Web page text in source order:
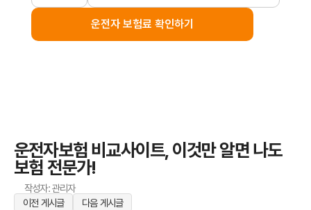
운전자 보험료 확인하기
운전자보험 비교사이트, 이것만 알면 나도
보험 전문가!
작성자: 관리자
이전 게시글
다음 게시글